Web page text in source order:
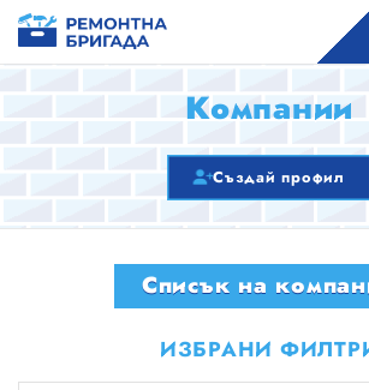
КОМПАНИИ
ЗА НАС
Компании
Създай профил
Списък на
ИЗБРАНИ